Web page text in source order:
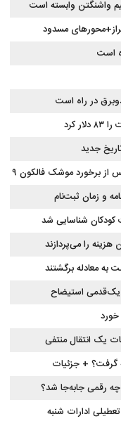
واشنگتن وابسته است
مسدود
است
در راه است
کرد
جدید
از برخورد موشک فالکون ۹
و زمان ثبت‌نام
را می‌پردازند
یک‌قدمی استیضاح
یک انتقال منتفی
گرفت؟ + جزئیات
چه رقمی جابه‌جا شد؟
تعطیلی ادارات شنبه